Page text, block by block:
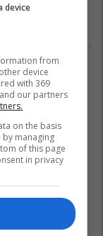
fushë
device
from
device
with 369
our partners
on the basis
managing
of this page
in privacy